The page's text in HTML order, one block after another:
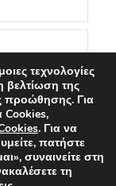
μου σύμφωνα
Τόπου
τεχνολογίες
βελτίωση της
προώθησης. Για
Cookies,
. Για να
πατήστε
συναινείτε στη
τη